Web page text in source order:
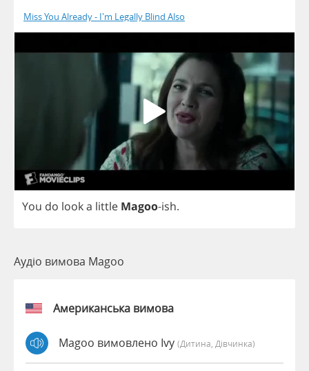
Miss You Already - I'm Legally Blind Also
You do looka little Magoo-ish.
Аудіо вимова Magoo
Американська вимова
Magoo вимовлено Ivy (дитина, Дівчинка)